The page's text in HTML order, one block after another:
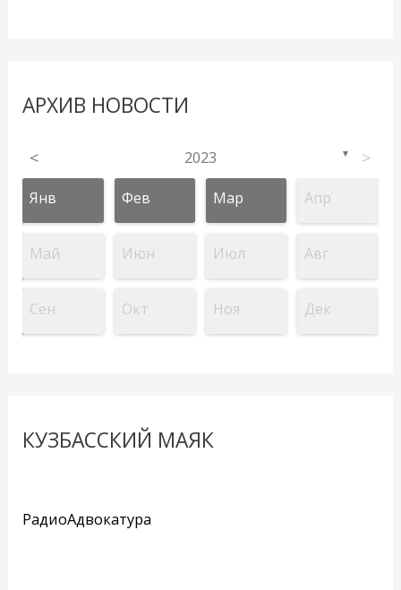
АРХИВ НОВОСТИ
< 2023 ▼ >
Янв Фев Мар Апр
Май Июн Июл Авг
Сен Окт Ноя Дек
КУЗБАССКИЙ МАЯК
РадиоАдвокатура